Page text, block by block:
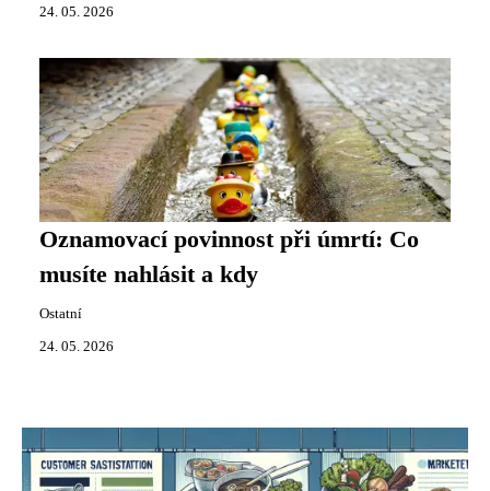
24. 05. 2026
Oznamovací povinnost při úmrtí: Co
musíte nahlásit a kdy
Ostatní
24. 05. 2026